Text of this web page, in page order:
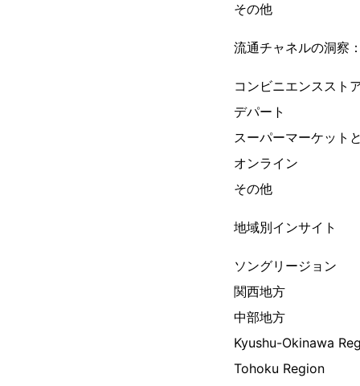
その他
流通チャネルの洞察：
コンビニエンススト
デパート
スーパーマーケット
オンライン
その他
地域別インサイト
ソングリージョン
関西地方
中部地方
Kyushu-Okinawa
Tohoku Region